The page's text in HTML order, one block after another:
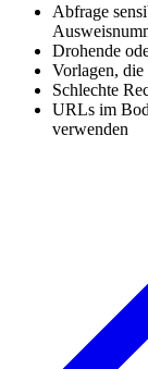
Abfrage
Drohende
Vorlagen,
Schlechte
URLs im
verwenden